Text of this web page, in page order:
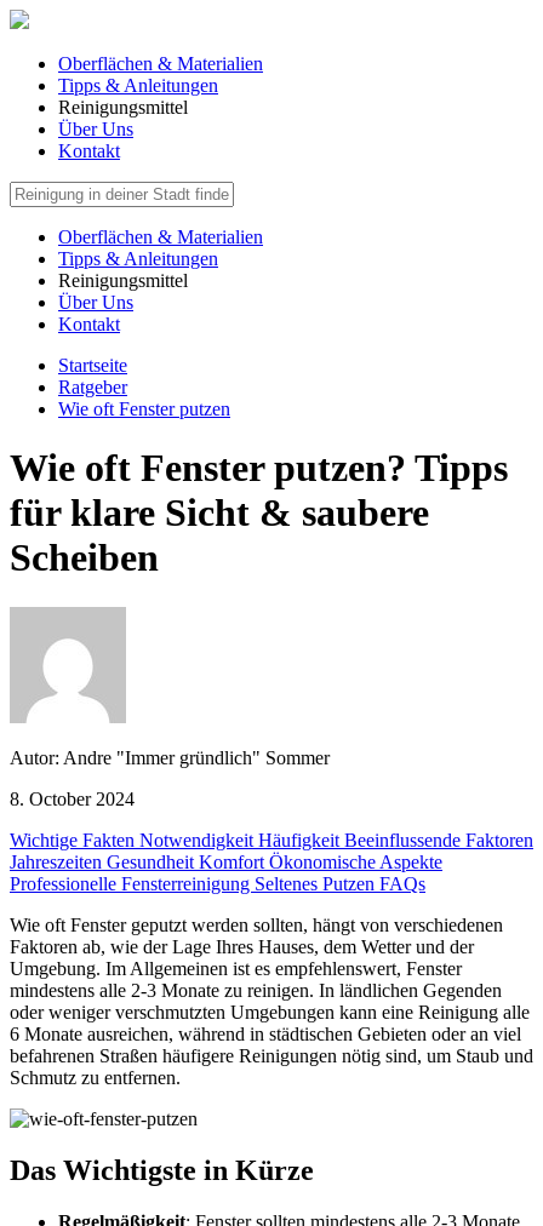
Oberflächen & Materialien
Tipps & Anleitungen
Reinigungsmittel
Über Uns
Kontakt
Oberflächen & Materialien
Tipps & Anleitungen
Reinigungsmittel
Über Uns
Kontakt
Startseite
Ratgeber
Wie oft Fenster putzen
Wie oft Fenster putzen? Tipps
für klare Sicht & saubere
Scheiben
Autor: Andre "Immer gründlich" Sommer
8. October 2024
Wichtige Fakten Notwendigkeit Häufigkeit Beeinflussende Faktoren
Jahreszeiten Gesundheit Komfort Ökonomische Aspekte
Professionelle Fensterreinigung Seltenes Putzen FAQs
Wie oft Fenster geputzt werden sollten, hängt von verschiedenen
Faktoren ab, wie der Lage Ihres Hauses, dem Wetter und der
Umgebung. Im Allgemeinen ist es empfehlenswert, Fenster
mindestens alle 2-3 Monate zu reinigen. In ländlichen Gegenden
oder weniger verschmutzten Umgebungen kann eine Reinigung alle
6 Monate ausreichen, während in städtischen Gebieten oder an viel
befahrenen Straßen häufigere Reinigungen nötig sind, um Staub und
Schmutz zu entfernen.
Das Wichtigste in Kürze
Regelmäßigkeit: Fenster sollten mindestens alle 2-3 Monate